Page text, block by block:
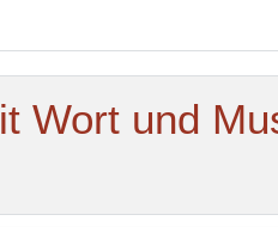
Wort und